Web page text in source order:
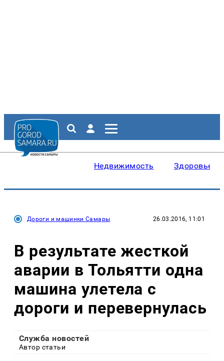
Недвижимость Здоровье
Дороги и машинки Самары 26.03.2016, 11:01
В результате жесткой
аварии в Тольятти одна
машина улетела с
дороги и перевернулась
Служба новостей
Автор статьи